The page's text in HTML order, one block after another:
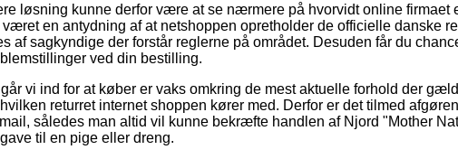
løsning kunne derfor være at se nærmere på hvorvidt online firmaet
en antydning af at netshoppen opretholder de officielle danske
af sagkyndige der forstår reglerne på området. Desuden får du
ved din bestilling.
vi ind for at køber er vaks omkring de mest aktuelle forhold der
returret internet shoppen kører med. Derfor er det tilmed
således man altid vil kunne bekræfte handlen af Njord "Mother
til en pige eller dreng.